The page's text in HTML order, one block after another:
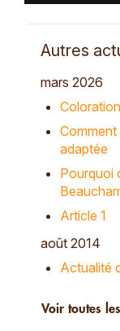
Autres
mars 2026
Comment
adaptée
Pourquoi
Article 1
août 2014
Actualité
Voir toutes